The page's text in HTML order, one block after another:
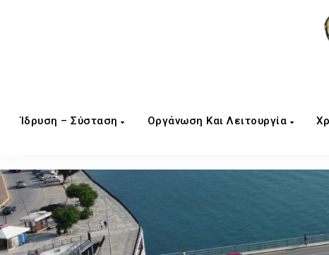
Ίδρυση – Σύσταση Οργάνωση Και Λειτουργία